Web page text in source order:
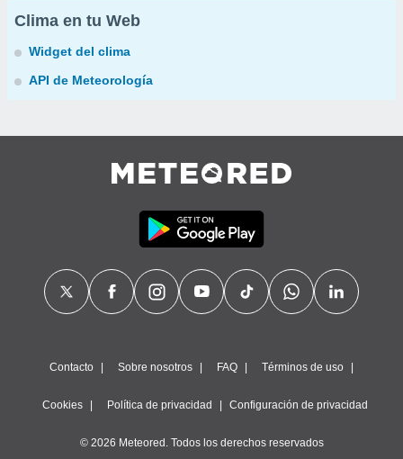
Clima en tu Web
Widget del clima
API de Meteorología
Contacto Sobre nosotros FAQ Términos de uso
Cookies Política de privacidad Configuración de privacidad
© 2026 Meteored. Todos los derechos reservados